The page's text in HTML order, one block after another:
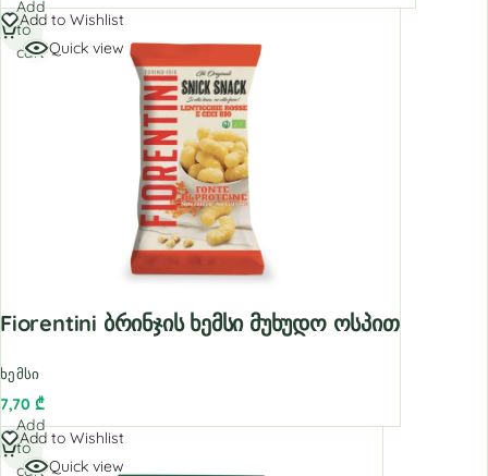
Add to Wishlist
Quick view
Fiorentini Ბრინჯის Ხემსი Მუხუდო Ოსპით
ხემსი
7,70 ₾
Add
to
cart
Add to Wishlist
Quick view
Add
to
cart